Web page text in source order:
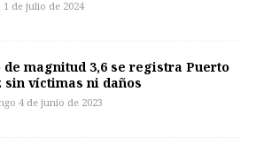
1 de julio de 2024
de magnitud 3,6 se registra Puerto
sin víctimas ni daños
4 de junio de 2023